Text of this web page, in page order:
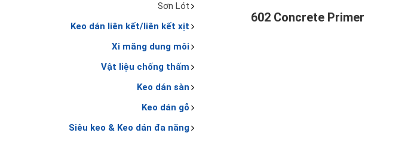
602 Concrete Primer
Sơn Lót
Keo dán liên kết/liên kết xịt
Xi măng dung môi
Vật liệu chống thấm
Keo dán sàn
Keo dán gỗ
Siêu keo & Keo dán đa năng